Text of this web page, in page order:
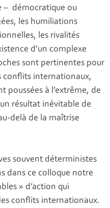
– démocratique ou
les humiliations
les rivalités
d’un complexe
sont pertinentes pour
conflits internationaux,
poussées à l’extrême, de
résultat inévitable de
delà de la maîtrise
souvent déterministes
dans ce colloque notre
» d’action qui
conflits internationaux.